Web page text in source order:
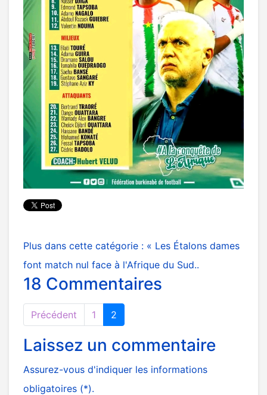
Plus dans cette catégorie : « Les Étalons dames
font match nul face à l'Afrique du Sud..
18 Commentaires
Précédent 1 2
Laissez un commentaire
Assurez-vous d'indiquer les informations
obligatoires (*).